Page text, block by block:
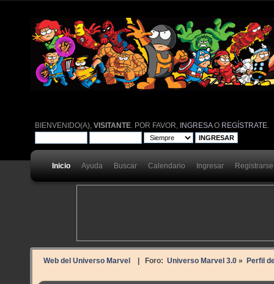
BIENVENIDO(A),VISITANTE . POR FAVOR, INGRESAO REGÍSTRATE
Inicio Ayuda Buscar Calendario Ingresar Registrarse
Web del Universo Marvel | Foro: Universo Marvel 3.0» Perfil